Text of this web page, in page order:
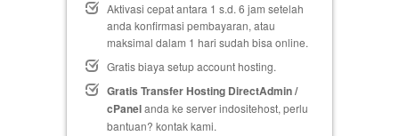
Aktivasi cepat antara 1 s.d. 6 jam setelah
anda konfirmasi pembayaran, atau
maksimal dalam 1 hari sudah bisa online.
Gratis biaya setupaccount hosting.
Gratis Transfer Hosting DirectAdmin /
cPanelanda ke server indositehost, perlu
bantuan? kontak kami.